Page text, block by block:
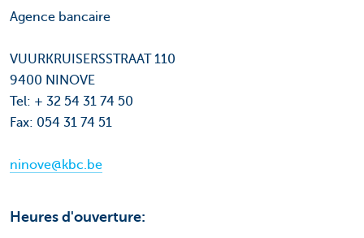
Agence bancaire
VUURKRUISERSSTRAAT 110
9400 NINOVE
Tel: + 32 54 31 74 50
Fax: 054 31 74 51
ninove@kbc.be
Heures d'ouverture: